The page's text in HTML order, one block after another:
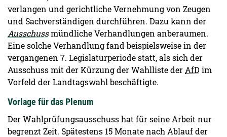
verlangen und gerichtliche Vernehmung von Zeugen
und Sachverständigen durchführen. Dazu kann der
Ausschussmündliche Verhandlungen anberaumen.
Eine solche Verhandlung fand beispielsweise in der
vergangenen 7. Legislaturperiode statt, als sich der
Ausschuss mit der Kürzung der Wahlliste der AfD im
Vorfeld der Landtagswahl beschäftigte.
Vorlage für das Plenum
Der Wahlprüfungsausschuss hat für seine Arbeit nur
begrenzt Zeit. Spätestens 15 Monate nach Ablauf der